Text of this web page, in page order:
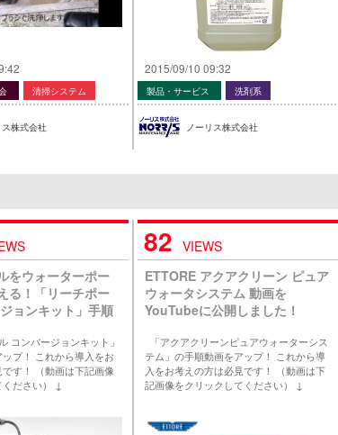
清掃システム
ス株式会社
2015/09/10 09:32
製品・サービス 洗剤系
ノーリス株式会社
をウォーターポー
る！「リーチポー
ョンキット」手順
コンバージョンキット」
プ！ これから導入をお
す！ （動画は下記画像
ださい） ↓
82 VIEWS
ETTORE アクアクリーン ピュア
ウォータシステム 動画を
YouTubeに公開しました！
「アクアクリーンピュアウォーターシス
テム」の手順動画をアップ！ これから導
入をお考えの方は必見です！ （動画は下
記画像をクリックしてください） ↓